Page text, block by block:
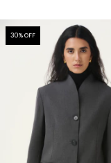
30% OFF